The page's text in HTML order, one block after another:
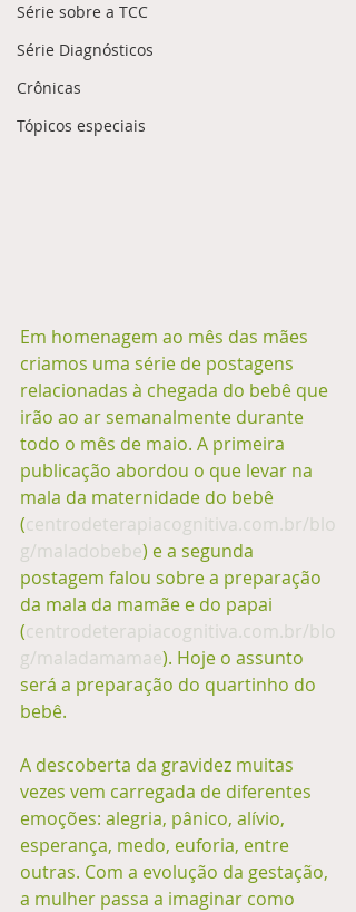
Série sobre a TCC
Série Diagnósticos
Crônicas
Tópicos especiais
Em homenagem ao mês das mães
criamos uma série de postagens
relacionadas à chegada do bebê que
irão ao ar semanalmente durante
todo o mês de maio. A primeira
publicação abordou o que levar na
mala da maternidade do bebê
(centrodeterapiacognitiva.com.br/blo
g/maladobebe) e a segunda
postagem falou sobre a preparação
da mala da mamãe e do papai
(centrodeterapiacognitiva.com.br/blo
g/maladamamae). Hoje o assunto
será a preparação do quartinho do
bebê.
A descoberta da gravidez muitas
vezes vem carregada de diferentes
emoções: alegria, pânico, alívio,
esperança, medo, euforia, entre
outras. Com a evolução da gestação,
a mulher passa a imaginar como